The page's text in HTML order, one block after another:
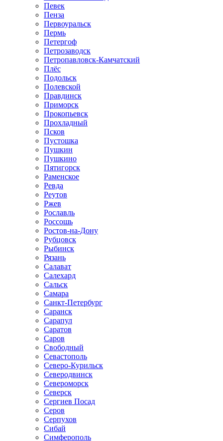
Певек
Пенза
Первоуральск
Пермь
Петергоф
Петрозаводск
Петропавловск-Камчатский
Плёс
Подольск
Полевской
Правдинск
Приморск
Прокопьевск
Прохладный
Псков
Пустошка
Пушкин
Пушкино
Пятигорск
Раменское
Ревда
Реутов
Ржев
Рославль
Россошь
Ростов-на-Дону
Рубцовск
Рыбинск
Рязань
Салават
Салехард
Сальск
Самара
Санкт-Петербург
Саранск
Сарапул
Саратов
Саров
Свободный
Севастополь
Северо-Курильск
Северодвинск
Североморск
Северск
Сергиев Посад
Серов
Серпухов
Сибай
Симферополь